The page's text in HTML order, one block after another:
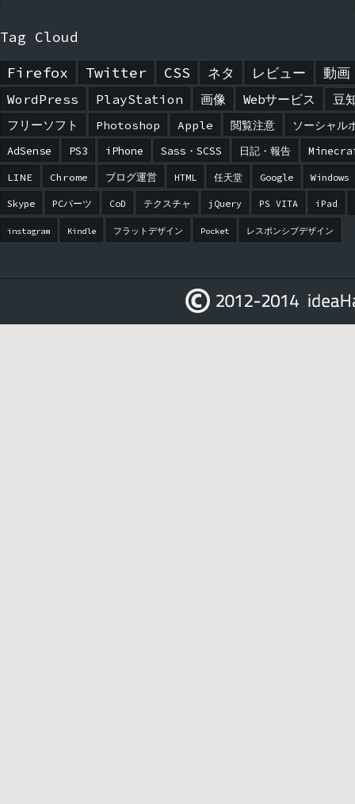
Tag Cloud
Firefox
Twitter CSS ネタ レビュー 動画
WordPress PlayStation 画像 Webサービス 豆
フリーソフト Photoshop Apple 閲覧注意 ソーシャル
AdSense PS3 iPhone Sass・SCSS 日記・報告
LINE Chrome ブログ運営 HTML 任天堂 Google Windows
Skype PCパーツ CoD テクスチャ jQuery PS VITA iPad
instagram Kindle フラットデザイン Pocket レスポンシブデザイン